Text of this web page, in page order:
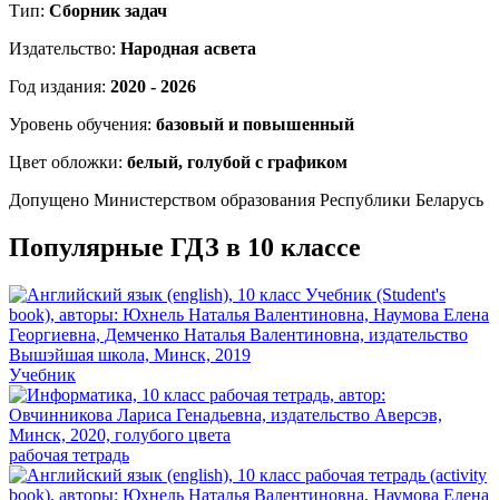
Тип: Сборник задач
Издательство: Народная асвета
Год издания: 2020 - 2026
Уровень обучения: базовый и повышенный
Цвет обложки: белый, голубой с графиком
Допущено Министерством образования Республики Беларусь
Популярные ГДЗ в 10 классе
Учебник
рабочая тетрадь